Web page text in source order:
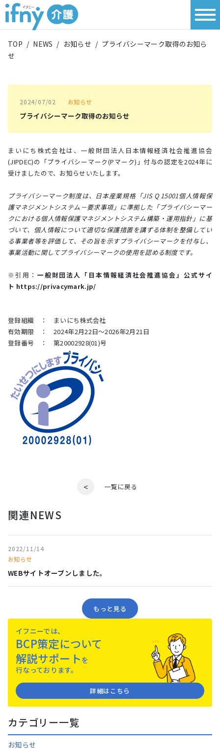
TOP / NEWS / お知らせ / プライバシーマーク取得のお知ら
せ
2024/07/02 お知らせ
プライバシーマーク取得のお知らせ
まいにち株式会社は、一般財団法人日本情報経済社会推進協会
(JIPDEC)の「プライバシーマーク(Pマーク)」付与の認定を2024年に
受けましたので、お知らせいたします。
プライバシーマーク制度は、日本産業規格「JIS Q 15001個人情報保
護マネジメントシステム－要求事項」に準拠した「プライバシーマー
クにおける個人情報保護マネジメントシステム構築・運用指針」に基
づいて、個人情報について適切な保護措置を講ずる体制を整備してい
る事業者等を評価して、その旨を示すプライバシーマークを付与し、
事業活動に関してプライバシーマークの使用を認める制度です。
※引用： 一般財団法人「日本情報経済社会推進協会」公式サイ
ト https://privacymark.jp/
登録組織 ： まいにち株式会社
有効期限 ： 2024年2月22日～2026年2月21日
登録番号 ： 第20002928(01)号
< 一覧に戻る
関連NEWS
2022/11/14
お知らせ
WEBサイトオープンしました。
もっと⾒る
イフニーでは、
BCP策定について
解説サポート を
⾏なっております。
詳細はこちら
カテゴリー一覧
お知らせ